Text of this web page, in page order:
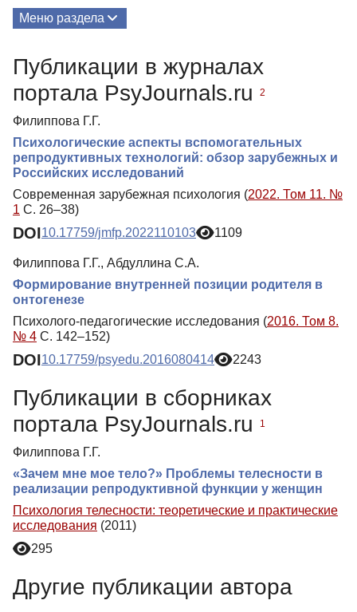
Меню раздела
Публикации в журналах
портала PsyJournals.ru
2
Филиппова Г.Г.
Психологические аспекты вспомогательных
репродуктивных технологий: обзор зарубежных и
Российских исследований
Современная зарубежная психология (2022. Том 11. №
1 С. 26–38)
DOI10.17759/jmfp.2022110103 1109
Филиппова Г.Г., Абдуллина С.А.
Формирование внутренней позиции родителя в
онтогенезе
Психолого-педагогические исследования (2016. Том 8.
№ 4 С. 142–152)
DOI10.17759/psyedu.2016080414 2243
Публикации в сборниках
портала PsyJournals.ru
1
Филиппова Г.Г.
«Зачем мне мое тело?» Проблемы телесности в
реализации репродуктивной функции у женщин
Психология телесности: теоретические и практические
исследования (2011)
295
Другие публикации автора